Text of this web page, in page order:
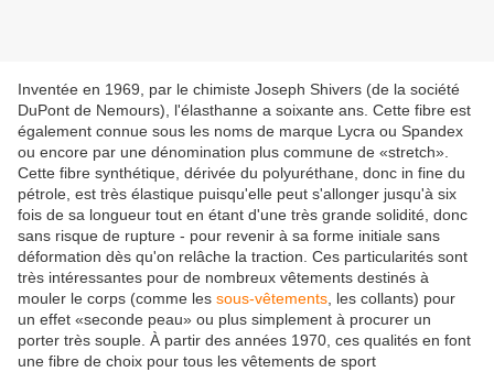
Inventée en 1969, par le chimiste Joseph Shivers (de la société
DuPont de Nemours), l'élasthanne a soixante ans. Cette fibre est
également connue sous les noms de marque Lycra ou Spandex
ou encore par une dénomination plus commune de «stretch».
Cette fibre synthétique, dérivée du polyuréthane, donc in fine du
pétrole, est très élastique puisqu'elle peut s'allonger jusqu'à six
fois de sa longueur tout en étant d'une très grande solidité, donc
sans risque de rupture - pour revenir à sa forme initiale sans
déformation dès qu'on relâche la traction. Ces particularités sont
très intéressantes pour de nombreux vêtements destinés à
mouler le corps (comme les sous-vêtements , les collants) pour
un effet «seconde peau» ou plus simplement à procurer un
porter très souple. À partir des années 1970, ces qualités en font
une fibre de choix pour tous les vêtements de sport